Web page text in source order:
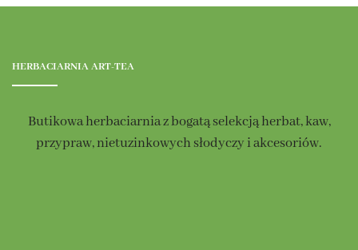
HERBACIARNIA ART-TEA
Butikowa herbaciarnia z bogatą selekcją herbat, kaw,
przypraw, nietuzinkowych słodyczy i akcesoriów.